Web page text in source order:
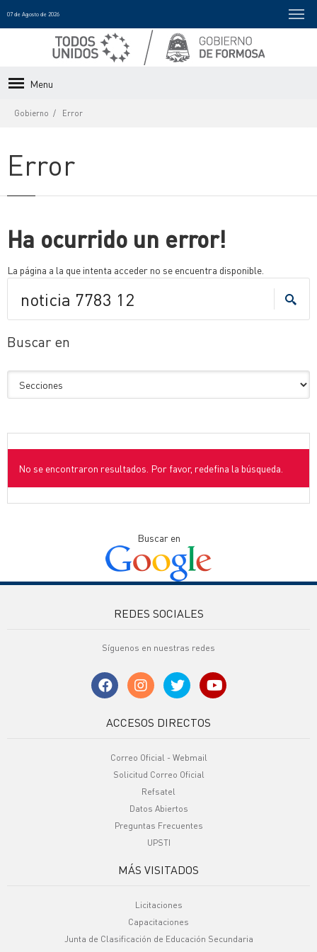
07 de Agosto de 2026
Menu
Gobierno Error
Error
Ha ocurrido un error!
La página a la que intenta acceder no se encuentra disponible.
Buscar en
No se encontraron resultados. Por favor, redefina la búsqueda.
Buscar en
REDES SOCIALES
Síguenos en nuestras redes
ACCESOS DIRECTOS
Correo Oficial - Webmail
Solicitud Correo Oficial
Refsatel
Datos Abiertos
Preguntas Frecuentes
UPSTI
MÁS VISITADOS
Licitaciones
Capacitaciones
Junta de Clasificación de Educación Secundaria